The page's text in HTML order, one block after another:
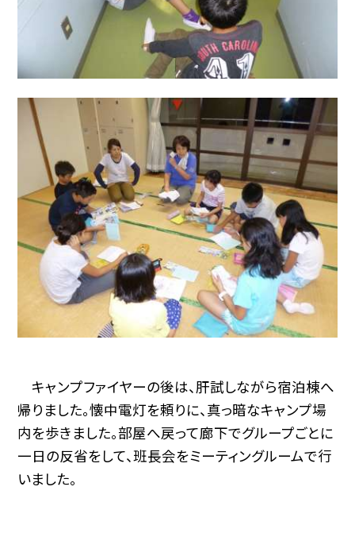
キャンプファイヤーの後は、肝試しながら宿泊棟へ
帰りました。懐中電灯を頼りに、真っ暗なキャンプ場
内を歩きました。部屋へ戻って廊下でグループごとに
一日の反省をして、班長会をミーティングルームで行
いました。